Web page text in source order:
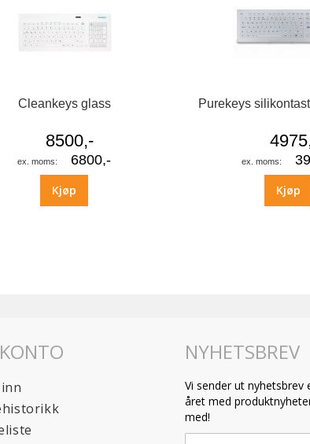
Cleankeys glass
8500,-
6800,-
Kjøp
Purekeys
Kjøp
NYHETSBREV
Vi sender ut nyhetsbrev
året med
med!